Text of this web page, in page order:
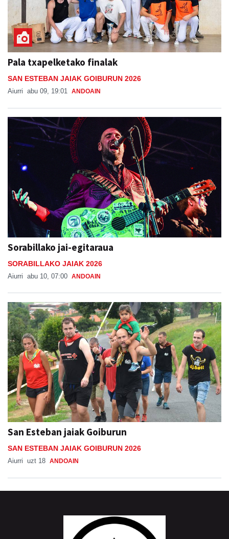
Pala txapelketako finalak
SAN ESTEBAN JAIAK GOIBURUN 2026
Aiurri abu 09, 19:01 ANDOAIN
Sorabillako jai-egitaraua
SORABILLAKO JAIAK 2026
Aiurri abu 10, 07:00 ANDOAIN
San Esteban jaiak Goiburun
SAN ESTEBAN JAIAK GOIBURUN 2026
Aiurri uzt 18 ANDOAIN